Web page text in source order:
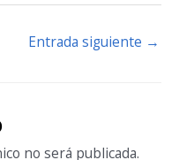
Entrada siguiente →
no será publicada.